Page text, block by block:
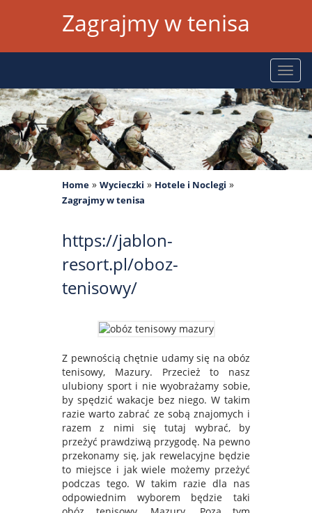
Zagrajmy w tenisa
Home » Wycieczki » Hotele i Noclegi »
Zagrajmy w tenisa
https://jablon-
resort.pl/oboz-
tenisowy/
Z pewnością chętnie udamy się na obóz
tenisowy, Mazury. Przecież to nasz
ulubiony sport i nie wyobrażamy sobie,
by spędzić wakacje bez niego. W takim
razie warto zabrać ze sobą znajomych i
razem z nimi się tutaj wybrać, by
przeżyć prawdziwą przygodę. Na pewno
przekonamy się, jak rewelacyjne będzie
to miejsce i jak wiele możemy przeżyć
podczas tego. W takim razie dla nas
odpowiednim wyborem będzie taki